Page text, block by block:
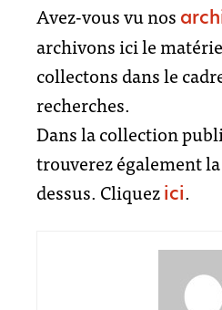
Avez-vous vu nos
archivons ici le
collectons dans le
recherches.
Dans la collection
trouverez également
dessus. Cliquezici.